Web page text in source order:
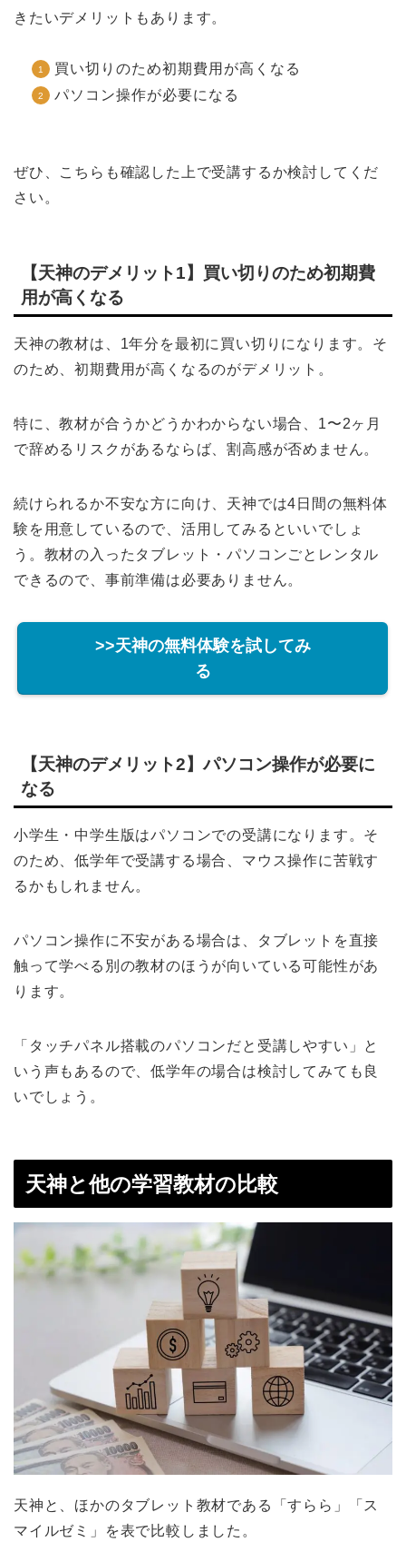
きたいデメリットもあります。
買い切りのため初期費用が高くなる
パソコン操作が必要になる
ぜひ、こちらも確認した上で受講するか検討してくだ
さい。
【天神のデメリット1】買い切りのため初期費
用が高くなる
天神の教材は、1年分を最初に買い切りになります。そ
のため、初期費用が高くなるのがデメリット。
特に、教材が合うかどうかわからない場合、1〜2ヶ月
で辞めるリスクがあるならば、割高感が否めません。
続けられるか不安な方に向け、天神では4日間の無料体
験を用意しているので、活用してみるといいでしょ
う。教材の入ったタブレット・パソコンごとレンタル
できるので、事前準備は必要ありません。
>>天神の無料体験を試してみ
る
【天神のデメリット2】パソコン操作が必要に
なる
小学生・中学生版はパソコンでの受講になります。そ
のため、低学年で受講する場合、マウス操作に苦戦す
るかもしれません。
パソコン操作に不安がある場合は、タブレットを直接
触って学べる別の教材のほうが向いている可能性があ
ります。
「タッチパネル搭載のパソコンだと受講しやすい」と
いう声もあるので、低学年の場合は検討してみても良
いでしょう。
天神と他の学習教材の比較
天神と、ほかのタブレット教材である「すらら」「ス
マイルゼミ」を表で比較しました。